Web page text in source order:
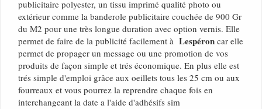
publicitaire polyester, un tissu imprimé qualité photo ou
extérieur comme la banderole publicitaire couchée de 900 Gr
du M2 pour une très longue duration avec option vernis. Elle
permet de faire de la publicité facilement à Lespéron car elle
permet de propager un message ou une promotion de vos
produits de façon simple et trés économique. En plus elle est
trés simple d'emploi grâce aux oeillets tous les 25 cm ou aux
fourreaux et vous pourrez la reprendre chaque fois en
interchangeant la date a l'aide d'adhésifs sim